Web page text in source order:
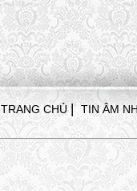
TRANG CHỦ | TIN ÂM